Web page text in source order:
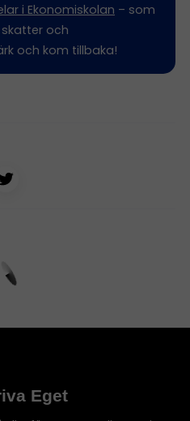
i Ekonomiskolan – som
och
och kom tillbaka!
Eget